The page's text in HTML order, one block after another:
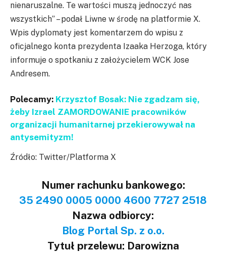
nienaruszalne. Te wartości muszą jednoczyć nas
wszystkich” – podał Liwne w środę na platformie X.
Wpis dyplomaty jest komentarzem do wpisu z
oficjalnego konta prezydenta Izaaka Herzoga, który
informuje o spotkaniu z założycielem WCK Jose
Andresem.
Polecamy: Krzysztof Bosak: Nie zgadzam się,
żeby Izrael ZAMORDOWANIE pracowników
organizacji humanitarnej przekierowywał na
antysemityzm!
Źródło: Twitter/Platforma X
Numer rachunku bankowego:
35 2490 0005 0000 4600 7727 2518
Nazwa odbiorcy:
Blog Portal Sp. z o.o.
Tytuł przelewu: Darowizna